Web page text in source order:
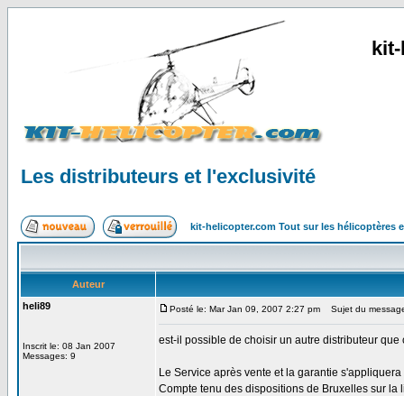
Les distributeurs et l'exclusivité
kit-helicopter.com Tout sur les hélicoptères
Auteur
heli89
Inscrit le: 08 Jan 2007
Messages: 9
Posté le: Mar Jan 09, 2007 2:27 pm Sujet du
est-il possible de choisir un autre distributeur
Le Service après vente et la garantie
Compte tenu des dispositions de Bruxelles sur